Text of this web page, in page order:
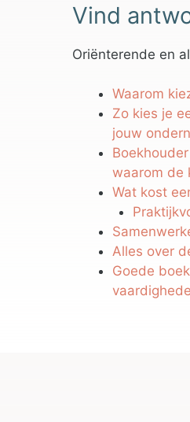
Vind
Oriënterende en
Waarom
Zo kies je
jouw
waarom de
Wat kost
Alles over
Goede